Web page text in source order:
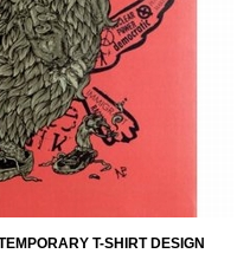
T-SHIRT DESIGN